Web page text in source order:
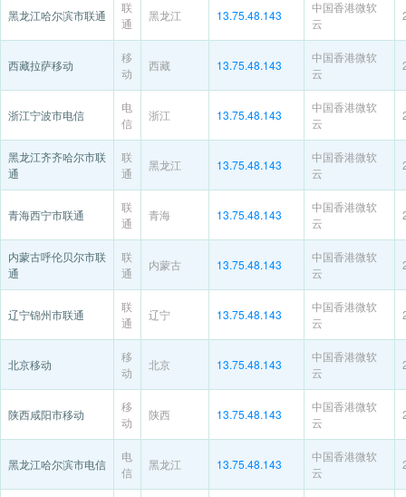
黑龙江哈尔滨市联通
联
通
黑龙江 13.75.48.143
中国香港微软
云
西藏拉萨移动
移
动
西藏 13.75.48.143
中国香港微软
云
浙江宁波市电信
电
信
浙江 13.75.48.143
中国香港微软
云
黑龙江齐齐哈尔市联
通
联
通
黑龙江 13.75.48.143
中国香港微软
云
青海西宁市联通
联
通
青海 13.75.48.143
中国香港微软
云
内蒙古呼伦贝尔市联
通
联
通
内蒙古 13.75.48.143
中国香港微软
云
辽宁锦州市联通
联
通
辽宁 13.75.48.143
中国香港微软
云
北京移动
移
动
北京 13.75.48.143
中国香港微软
云
陕西咸阳市移动
移
动
陕西 13.75.48.143
中国香港微软
云
黑龙江哈尔滨市电信
电
信
黑龙江 13.75.48.143
中国香港微软
云